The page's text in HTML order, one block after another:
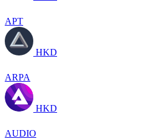
APT
HKD
ARPA
HKD
AUDIO